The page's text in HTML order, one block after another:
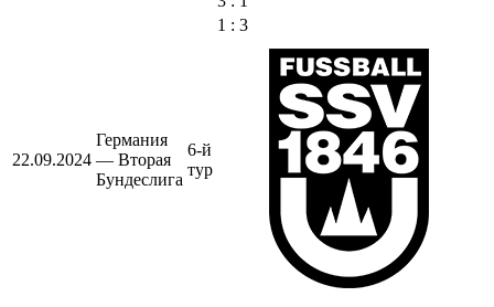
22.09.2024
Германия
— Вторая
Бундеслига
6-й
тур
1 : 3